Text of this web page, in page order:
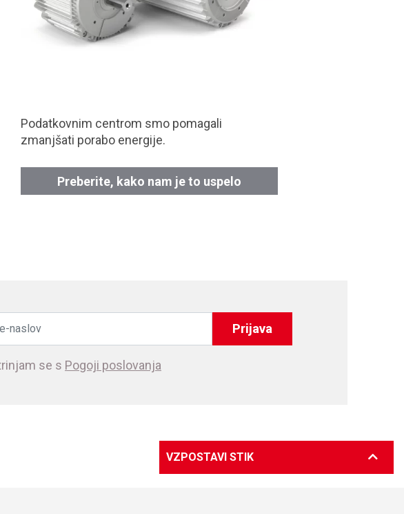
Podatkovnim centrom smo pomagali
zmanjšati porabo energije.
Preberite, kako nam je to uspelo
Prijava
se s Pogoji poslovanja
VZPOSTAVI STIK